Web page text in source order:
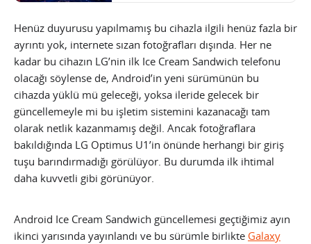
Henüz duyurusu yapılmamış bu cihazla ilgili henüz fazla bir
ayrıntı yok, internete sızan fotoğrafları dışında. Her ne
kadar bu cihazın LG’nin ilk Ice Cream Sandwich telefonu
olacağı söylense de, Android’in yeni sürümünün bu
cihazda yüklü mü geleceği, yoksa ileride gelecek bir
güncellemeyle mi bu işletim sistemini kazanacağı tam
olarak netlik kazanmamış değil. Ancak fotoğraflara
bakıldığında LG Optimus U1’in önünde herhangi bir giriş
tuşu barındırmadığı görülüyor. Bu durumda ilk ihtimal
daha kuvvetli gibi görünüyor.
Android Ice Cream Sandwich güncellemesi geçtiğimiz ayın
ikinci yarısında yayınlandı ve bu sürümle birlikte Galaxy